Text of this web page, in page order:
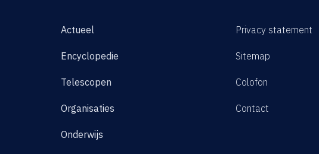
Actueel
Encyclopedie
Telescopen
Organisaties
Onderwijs
Privacy statement
Sitemap
Colofon
Contact